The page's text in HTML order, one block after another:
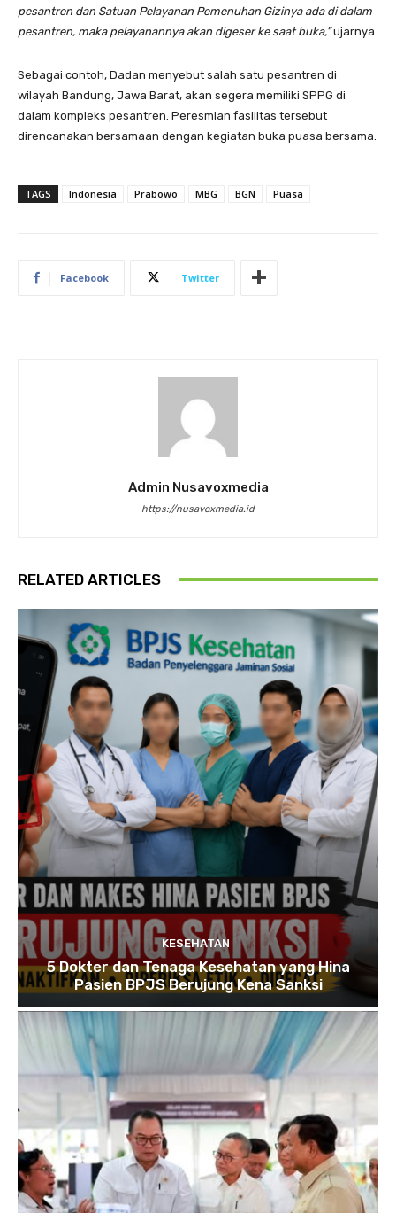
pesantren dan Satuan Pelayanan Pemenuhan Gizinya ada di dalam
pesantren, maka pelayanannya akan digeser ke saat buka,”ujarnya.
Sebagai contoh, Dadan menyebut salah satu pesantren di
wilayah Bandung, Jawa Barat, akan segera memiliki SPPG di
dalam kompleks pesantren. Peresmian fasilitas tersebut
direncanakan bersamaan dengan kegiatan buka puasa bersama.
TAGS Indonesia Prabowo MBG BGN Puasa
Facebook Twitter
Admin Nusavoxmedia
https://nusavoxmedia.id
RELATED ARTICLES
KESEHATAN
5 Dokter dan Tenaga Kesehatan yang Hina
Pasien BPJS Berujung Kena Sanksi